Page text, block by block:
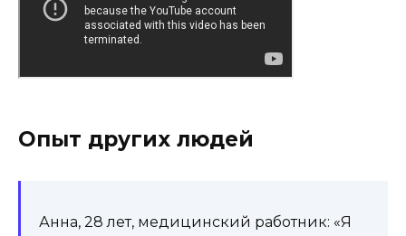
Опыт других людей
Анна, 28 лет, медицинский работник: «Я